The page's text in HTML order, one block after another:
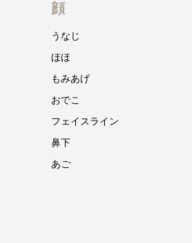
顔
うなじ
ほほ
もみあげ
おでこ
フェイスライン
鼻下
あご